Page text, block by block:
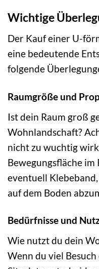
Wichtige
Der Kauf einer U-
eine bedeutende
folgende
Raumgröße und
Ist dein Raum groß
Wohnlandschaft?
nicht zu wuchtig
Bewegungsfläche
eventuell
auf dem Boden
Bedürfnisse und
Wie nutzt du dein
Wenn du viel